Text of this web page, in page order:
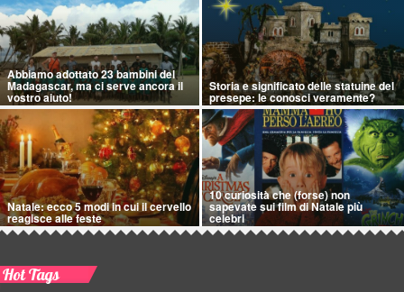
Abbiamo adottato 23 bambini del
Madagascar, ma ci serve ancora il
vostro aiuto!
Storia e significato delle statuine del
presepe: le conosci veramente?
Natale: ecco 5 modi in cui il cervello
reagisce alle feste
10 curiosità che (forse) non
sapevate sui film di Natale più
celebri
Hot Tags